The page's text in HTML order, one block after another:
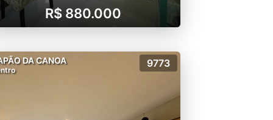
R$ 880.000
DA CANOA 9773